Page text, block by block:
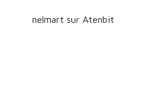
nelmart sur Atenbit